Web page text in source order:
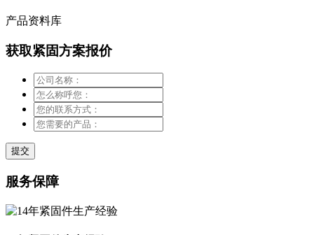
产品资料库
获取紧固方案报价
服务保障